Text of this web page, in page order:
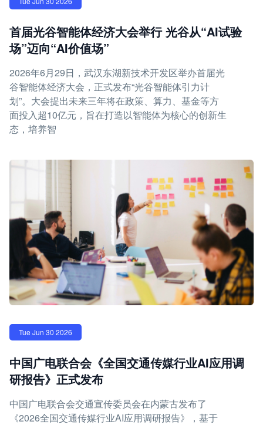
首届光谷智能体经济大会举行 光谷从“AI试验
场”迈向“AI价值场”
2026年6月29日，武汉东湖新技术开发区举办首届光
谷智能体经济大会，正式发布“光谷智能体引力计
划”。大会提出未来三年将在政策、算力、基金等方
面投入超10亿元，旨在打造以智能体为核心的创新生
态，培养智
Tue Jun 30 2026
中国广电联合会《全国交通传媒行业AI应用调
研报告》正式发布
中国广电联合会交通宣传委员会在内蒙古发布了
《2026全国交通传媒行业AI应用调研报告》，基于